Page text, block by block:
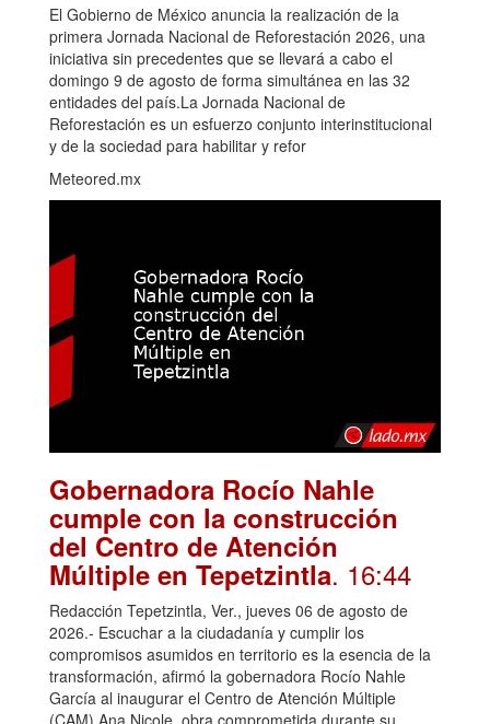
El Gobierno de México anuncia la realización de la
primera Jornada Nacional de Reforestación 2026, una
iniciativa sin precedentes que se llevará a cabo el
domingo 9 de agosto de forma simultánea en las 32
entidades del país.La Jornada Nacional de
Reforestación es un esfuerzo conjunto interinstitucional
y de la sociedad para habilitar y refor
Meteored.mx
Gobernadora Rocío Nahle
cumple con la construcción
del Centro de Atención
Múltiple en Tepetzintla. 16:44
Redacción Tepetzintla, Ver., jueves 06 de agosto de
2026.- Escuchar a la ciudadanía y cumplir los
compromisos asumidos en territorio es la esencia de la
transformación, afirmó la gobernadora Rocío Nahle
García al inaugurar el Centro de Atención Múltiple
(CAM) Ana Nicole, obra comprometida durante su